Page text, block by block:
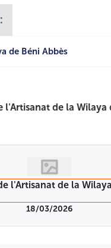
de Béni Abbès
18/03/2026